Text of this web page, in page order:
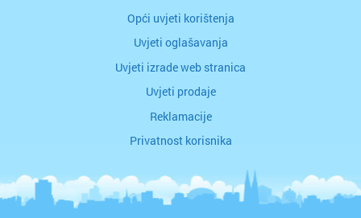
Opći uvjeti korištenja
Uvjeti oglašavanja
Uvjeti izrade web stranica
Uvjeti prodaje
Reklamacije
Privatnost korisnika